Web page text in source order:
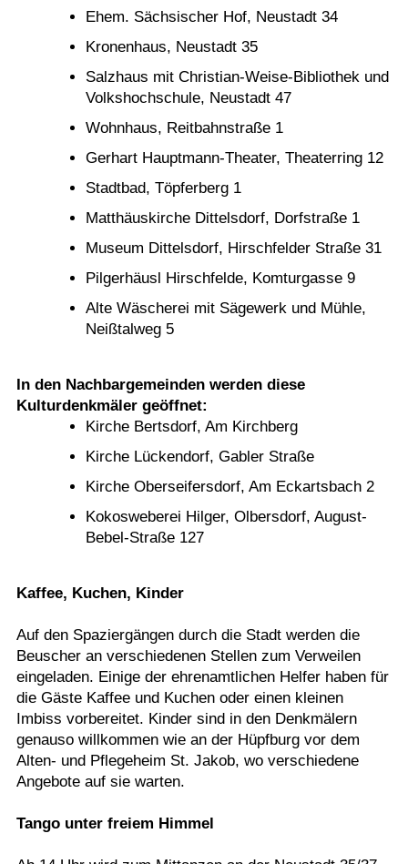
Ehem. Sächsischer Hof, Neustadt 34
Kronenhaus, Neustadt 35
Salzhaus mit Christian-Weise-Bibliothek und
Volkshochschule, Neustadt 47
Wohnhaus, Reitbahnstraße 1
Gerhart Hauptmann-Theater, Theaterring 12
Stadtbad, Töpferberg 1
Matthäuskirche Dittelsdorf, Dorfstraße 1
Museum Dittelsdorf, Hirschfelder Straße 31
Pilgerhäusl Hirschfelde, Komturgasse 9
Alte Wäscherei mit Sägewerk und Mühle,
Neißtalweg 5
In den Nachbargemeinden werden diese
Kulturdenkmäler geöffnet:
Kirche Bertsdorf, Am Kirchberg
Kirche Lückendorf, Gabler Straße
Kirche Oberseifersdorf, Am Eckartsbach 2
Kokosweberei Hilger, Olbersdorf, August-
Bebel-Straße 127
Kaffee, Kuchen, Kinder
Auf den Spaziergängen durch die Stadt werden die
Beuscher an verschiedenen Stellen zum Verweilen
eingeladen. Einige der ehrenamtlichen Helfer haben für
die Gäste Kaffee und Kuchen oder einen kleinen
Imbiss vorbereitet. Kinder sind in den Denkmälern
genauso willkommen wie an der Hüpfburg vor dem
Alten- und Pflegeheim St. Jakob, wo verschiedene
Angebote auf sie warten.
Tango unter freiem Himmel